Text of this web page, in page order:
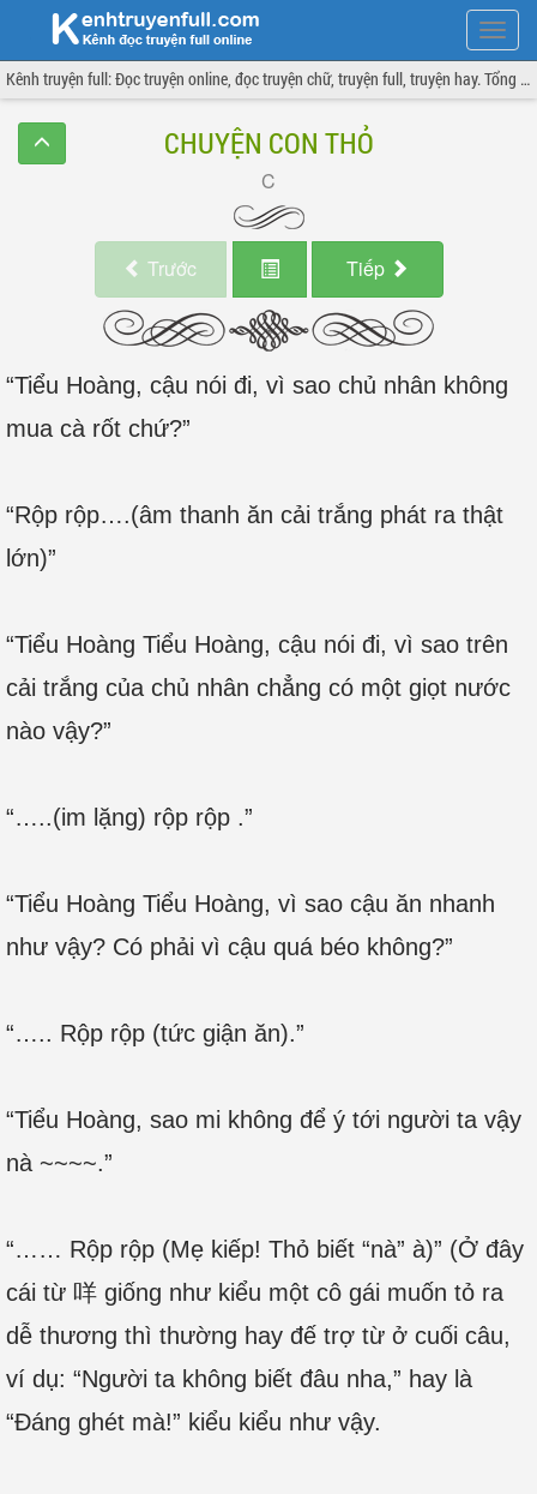
Hiện
menu
Kênh truyện full: Đọc truyện online, đọc truyện chữ, truyện full, truyện hay. Tổng hợp đầy đủ và cập nhật liên tục.
CHUYỆN CON THỎ
Trước Tiếp
“Tiểu Hoàng, cậu nói đi, vì sao chủ nhân không
mua cà rốt chứ?”
“Rộp rộp….(âm thanh ăn cải trắng phát ra thật
lớn)”
“Tiểu Hoàng Tiểu Hoàng, cậu nói đi, vì sao trên
cải trắng của chủ nhân chẳng có một giọt nước
nào vậy?”
“…..(im lặng) rộp rộp .”
“Tiểu Hoàng Tiểu Hoàng, vì sao cậu ăn nhanh
như vậy? Có phải vì cậu quá béo không?”
“….. Rộp rộp (tức giận ăn).”
“Tiểu Hoàng, sao mi không để ý tới người ta vậy
nà ~~~~.”
“…… Rộp rộp (Mẹ kiếp! Thỏ biết “nà” à)” (Ở đây
cái từ 咩 giống như kiểu một cô gái muốn tỏ ra
dễ thương thì thường hay đế trợ từ ở cuối câu,
ví dụ: “Người ta không biết đâu nha,” hay là
“Đáng ghét mà!” kiểu kiểu như vậy.